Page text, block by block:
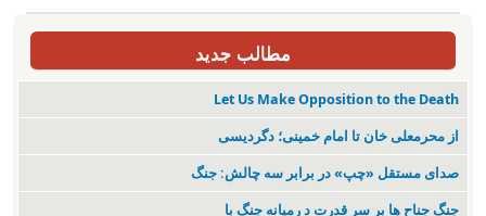
مطالب جدید
Let Us Make Opposition to the Death
از محرمعلی خان تا امام خمینی؛ دگردیسی
صدای مستقل «چپ» در برابر سه چالش: جنگ
جنگ جناح ها بر سر قدرت د رمیانە جنگ با